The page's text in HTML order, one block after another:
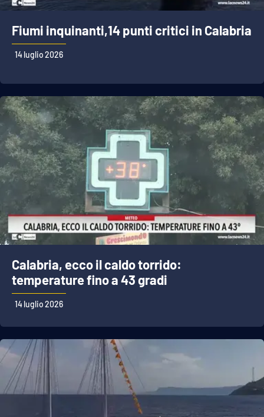
Fiumi inquinanti,14 punti critici in Calabria
14 luglio 2026
Calabria, ecco il caldo torrido:
temperature fino a 43 gradi
14 luglio 2026